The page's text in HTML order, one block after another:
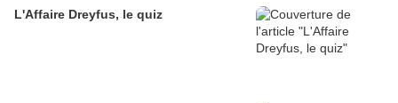
L'Affaire Dreyfus, le quiz